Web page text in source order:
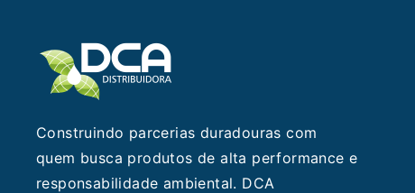
Construindo parcerias duradouras com
quem busca produtos de alta performance e
responsabilidade ambiental. DCA